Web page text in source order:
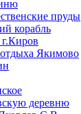
пруды
корабль
г.Киров
отдыха Якимово
деревню